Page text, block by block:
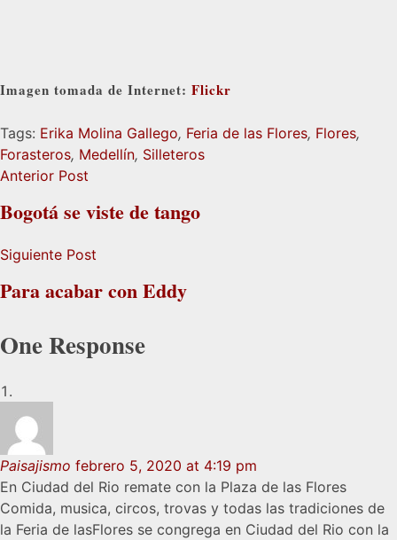
Imagen tomada de Internet: Flickr
Tags: Erika Molina Gallego, Feria de las Flores, Flores,
Forasteros, Medellín, Silleteros
Anterior Post
Bogotá se viste de tango
Siguiente Post
Para acabar con Eddy
One Response
Paisajismo febrero 5, 2020 at 4:19 pm
En Ciudad del Rio remate con la Plaza de las Flores
Comida, musica, circos, trovas y todas las tradiciones de
la Feria de lasFlores se congrega en Ciudad del Rio con la